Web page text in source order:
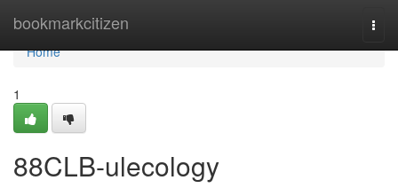
bookmarkcitizen
Home
Home
1
88CLB-ulecology